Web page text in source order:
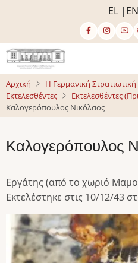
κυρίως
περιεχόμενο
EL EN
Αρχική
Η Γερμανική
Εκτελεσθέντες
Εκτελεσθέντες
Καλογερόπουλος Νικόλαος
Καλογερόπουλος
Εργάτης (από το χωριό
Εκτελέστηκε στις 10/12/43
Image